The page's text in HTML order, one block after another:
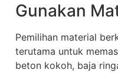
Gunakan
Pemilihan material
terutama untuk
beton kokoh, baja